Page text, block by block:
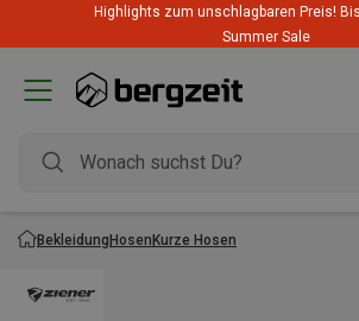
Highlights zum unschlagbaren Preis!
Summer Sale
BekleidungHosenKurze Hosen